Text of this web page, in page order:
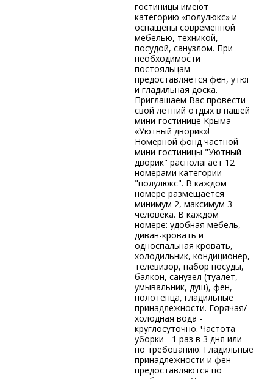
гостиницы имеют
категорию «полулюкс» и
оснащены современной
мебелью, техникой,
посудой, санузлом. При
необходимости
постояльцам
предоставляется фен, утюг
и гладильная доска.
Приглашаем Вас провести
свой летний отдых в нашей
мини-гостинице Крыма
«Уютный дворик»!
Номерной фонд частной
мини-гостиницы "Уютный
дворик" располагает 12
номерами категории
"полулюкс". В каждом
номере размещается
минимум 2, максимум 3
человека. В каждом
номере: удобная мебель,
диван-кровать и
односпальная кровать,
холодильник, кондиционер,
телевизор, набор посуды,
балкон, санузел (туалет,
умывальник, душ), фен,
полотенца, гладильные
принадлежности. Горячая/
холодная вода -
круглосуточно. Частота
уборки - 1 раз в 3 дня или
по требованию. Гладильные
принадлежности и фен
предоставляются по